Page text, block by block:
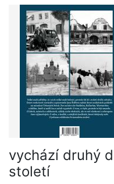
vychází druhý
století